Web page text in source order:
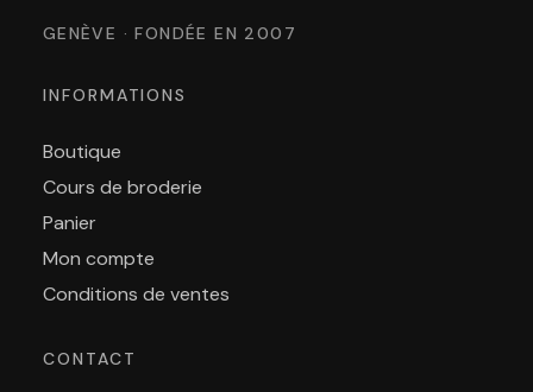
GENÈVE · FONDÉE EN 2007
INFORMATIONS
Boutique
Cours de broderie
Panier
Mon compte
Conditions de ventes
CONTACT